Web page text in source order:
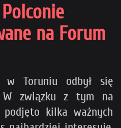
na Forum
Toruniu odbył się
W związku z tym na
podjęto kilka ważnych